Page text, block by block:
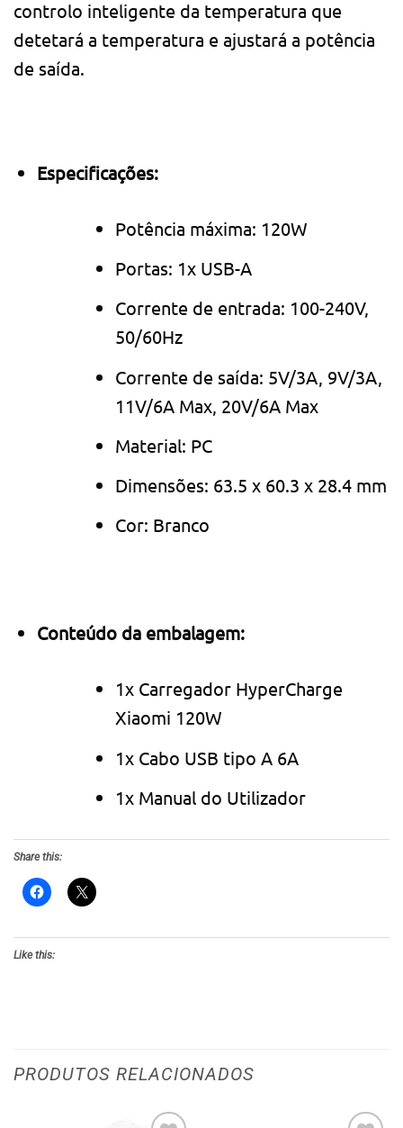
controlo inteligente da temperatura que
detetará a temperatura e ajustará a potência
de saída.
Especificações:
Potência máxima: 120W
Portas: 1x USB-A
Corrente de entrada: 100-240V,
50/60Hz
Corrente de saída: 5V/3A, 9V/3A,
11V/6A Max, 20V/6A Max
Material: PC
Dimensões: 63.5 x 60.3 x 28.4 mm
Cor: Branco
Conteúdo da embalagem:
1x Carregador HyperCharge
Xiaomi 120W
1x Cabo USB tipo A 6A
1x Manual do Utilizador
Share this:
Like this:
PRODUTOS RELACIONADOS